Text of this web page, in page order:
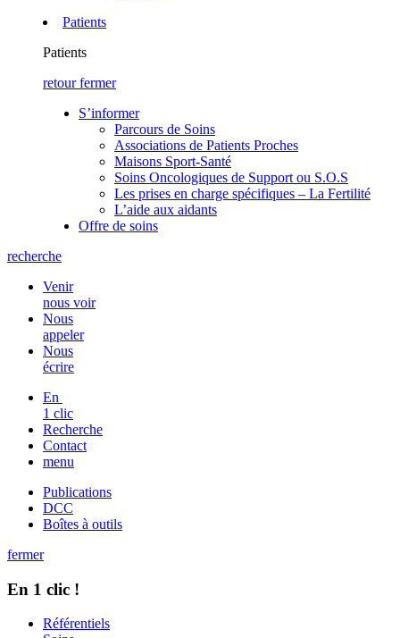
Patients
Patients
retour fermer
S’informer
Parcours de Soins
Associations de Patients Proches
Maisons Sport-Santé
Soins Oncologiques de Support ou S.O.S
Les prises en charge spécifiques – La Fertilité
L’aide aux aidants
Offre de soins
recherche
Venir
nous voir
Nous
appeler
Nous
écrire
En
1 clic
Recherche
Contact
menu
Publications
DCC
Boîtes à outils
fermer
En 1 clic !
Référentiels